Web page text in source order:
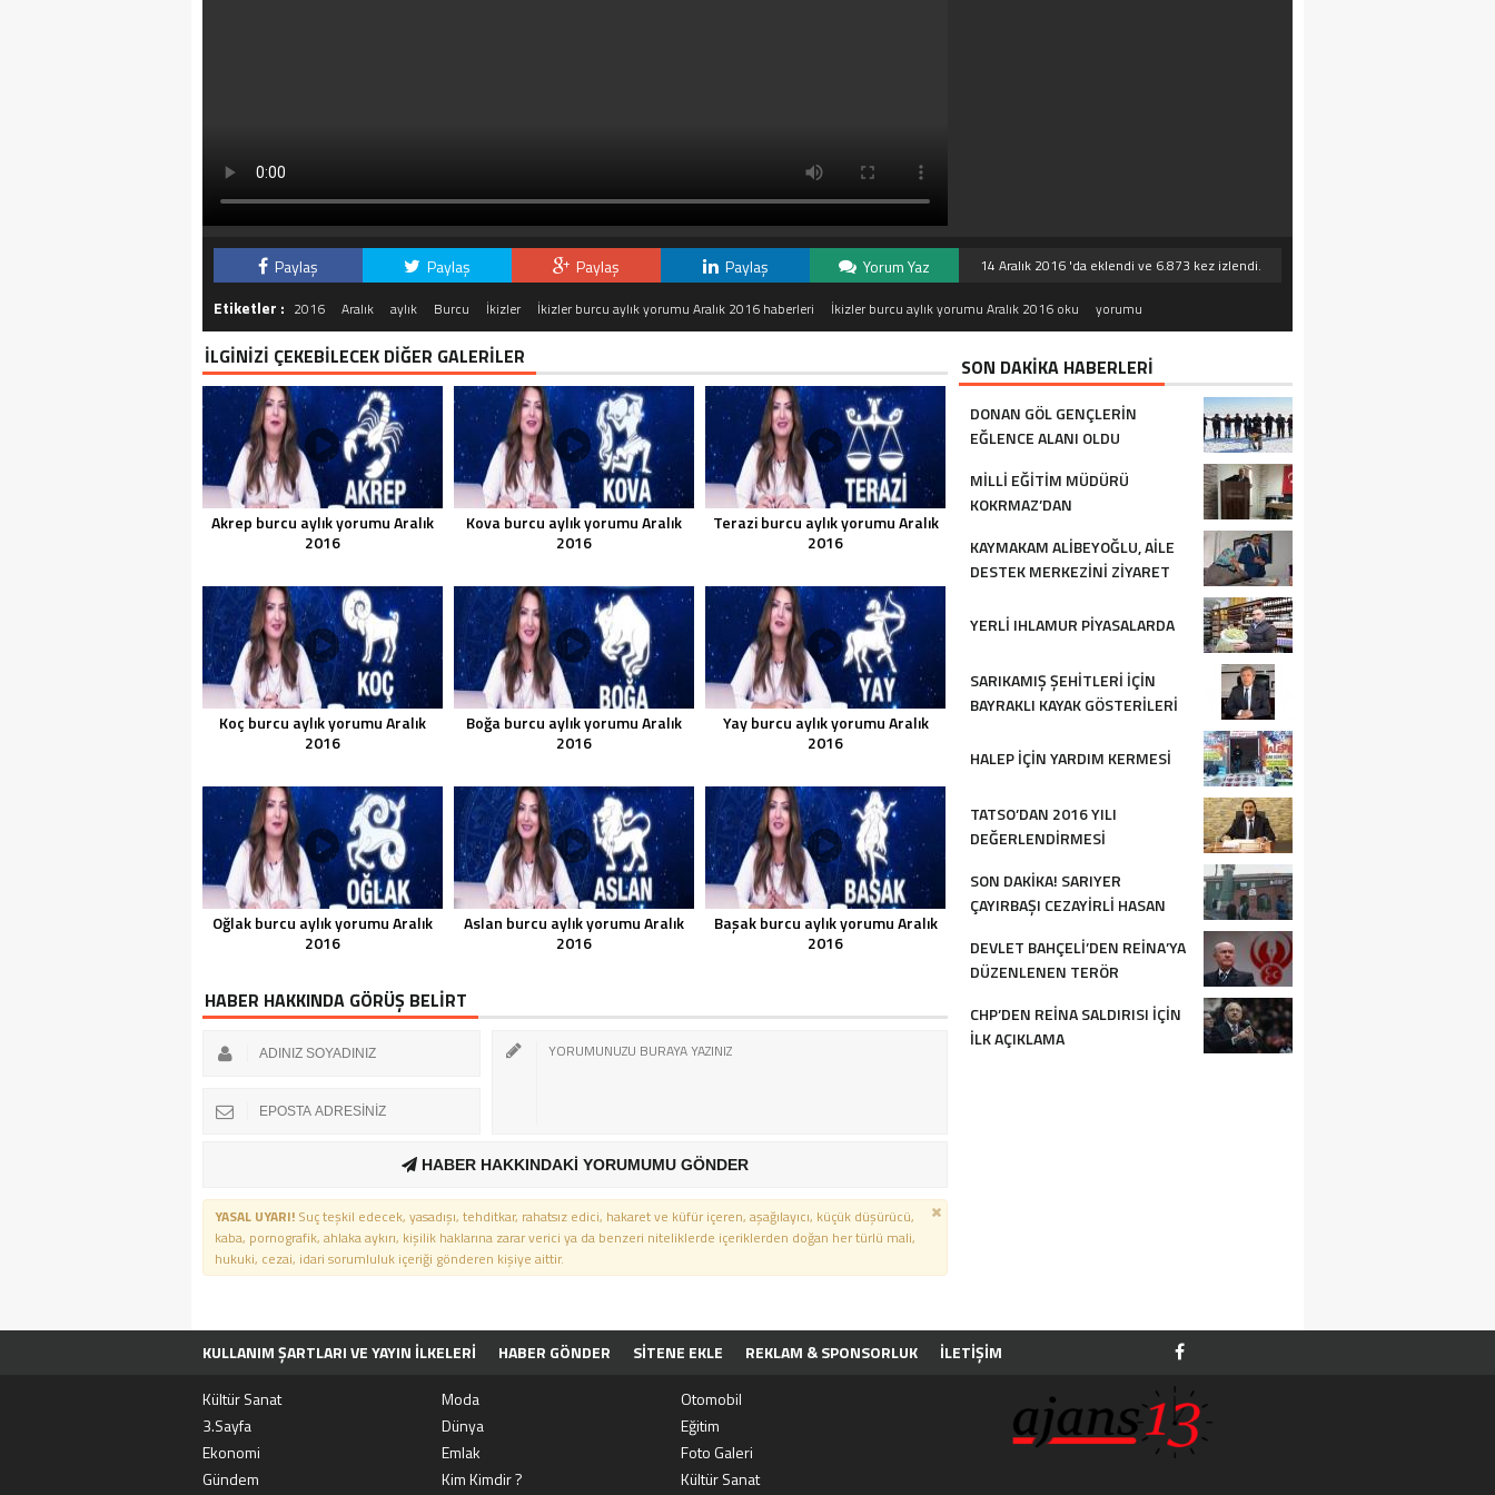
Paylaş Paylaş Paylaş Paylaş Yorum Yaz 14 Aralık 2016 'da eklendi ve 6.873 kez izlendi.
Etiketler : 2016 Aralık aylık Burcu İkizler İkizler burcu aylık yorumu Aralık 2016 haberleri İkizler burcu aylık yorumu Aralık 2016 oku yorumu
İLGİNİZİ ÇEKEBİLECEK DİĞER GALERİLER
Akrep burcu aylık yorumu Aralık
2016
Kova burcu aylık yorumu Aralık
2016
Terazi burcu aylık yorumu Aralık
2016
Koç burcu aylık yorumu Aralık
2016
Boğa burcu aylık yorumu Aralık
2016
Yay burcu aylık yorumu Aralık
2016
Oğlak burcu aylık yorumu Aralık
2016
Aslan burcu aylık yorumu Aralık
2016
Başak burcu aylık yorumu Aralık
2016
HABER HAKKINDA GÖRÜŞ BELİRT
HABER HAKKINDAKİ YORUMUMU GÖNDER
YASAL UYARI! Suç teşkil edecek, yasadışı, tehditkar, rahatsız edici, hakaret ve küfür içeren, aşağılayıcı, küçük düşürücü,
kaba, pornografik, ahlaka aykırı, kişilik haklarına zarar verici ya da benzeri niteliklerde içeriklerden doğan her türlü mali,
hukuki, cezai, idari sorumluluk içeriği gönderen kişiye aittir.
SON DAKİKA HABERLERİ
DONAN GÖL GENÇLERIN
EĞLENCE ALANI OLDU
MILLI EĞITIM MÜDÜRÜ
KOKRMAZ’DAN
KAYMAKAM ALIBEYOĞLU, AILE
DESTEK MERKEZINI ZIYARET
YERLI IHLAMUR PIYASALARDA
SARIKAMIŞ ŞEHITLERI IÇIN
BAYRAKLI KAYAK GÖSTERILERI
HALEP IÇIN YARDIM KERMESI
TATSO’DAN 2016 YILI
DEĞERLENDIRMESI
SON DAKİKA! SARIYER
ÇAYIRBAŞI CEZAYIRLI HASAN
SALDIRI: 2 YARALI
DEVLET BAHÇELI’DEN REINA’YA
DÜZENLENEN TERÖR
CHP’DEN REINA SALDIRISI IÇIN
ILK AÇIKLAMA
KULLANIM ŞARTLARI VE YAYIN İLKELERI HABER GÖNDER SİTENE EKLE REKLAM & SPONSORLUK
İLETIŞIM
TÜM MANŞET HABERLERI
MOVIEBOX APP
Kültür Sanat Moda
Otomobil
3.Sayfa
Dünya
Eğitim
Ekonomi
Emlak
Foto Galeri
Gündem
Kim Kimdir ?
Kültür Sanat